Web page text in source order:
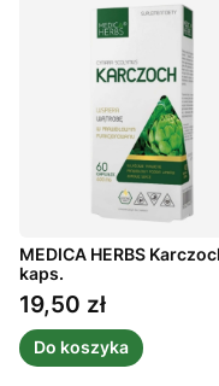
MEDICA HERBS
kaps.
Cena
19,50 zł
Do koszyka